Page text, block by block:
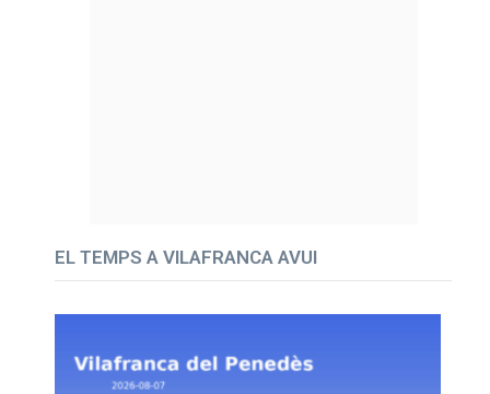
EL TEMPS A VILAFRANCA AVUI